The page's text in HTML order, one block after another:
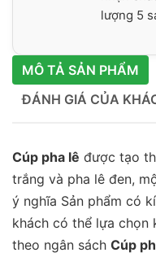
MÔ TẢ SẢN PHẨM
ĐÁNH GIÁ CỦA
Cúp pha lê được tạo
trắng và pha lê đen,
ý nghĩa Sản phẩm có
khách có thể lựa chọn
theo ngân sách Cúp